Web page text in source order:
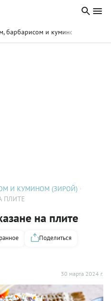
барбарисом и кумином (зирой)
И КУМИНОМ (ЗИРОЙ)
ПЛИТЕ
на плите
30 марта 2024 г.
Поделиться